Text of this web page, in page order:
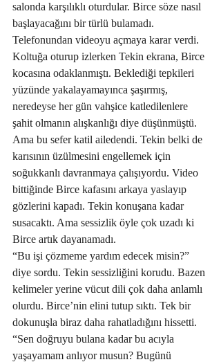
salonda karşılıklı oturdular. Birce söze nasıl
başlayacağını bir türlü bulamadı.
Telefonundan videoyu açmaya karar verdi.
Koltuğa oturup izlerken Tekin ekrana, Birce
kocasına odaklanmıştı. Beklediği tepkileri
yüzünde yakalayamayınca şaşırmış,
neredeyse her gün vahşice katledilenlere
şahit olmanın alışkanlığı diye düşünmüştü.
Ama bu sefer katil ailedendi. Tekin belki de
karısının üzülmesini engellemek için
soğukkanlı davranmaya çalışıyordu. Video
bittiğinde Birce kafasını arkaya yaslayıp
gözlerini kapadı. Tekin konuşana kadar
susacaktı. Ama sessizlik öyle çok uzadı ki
Birce artık dayanamadı.
“Bu işi çözmeme yardım edecek misin?”
diye sordu. Tekin sessizliğini korudu. Bazen
kelimeler yerine vücut dili çok daha anlamlı
olurdu. Birce’nin elini tutup sıktı. Tek bir
dokunuşla biraz daha rahatladığını hissetti.
“Sen doğruyu bulana kadar bu acıyla
yaşayamam anlıyor musun? Bugünü